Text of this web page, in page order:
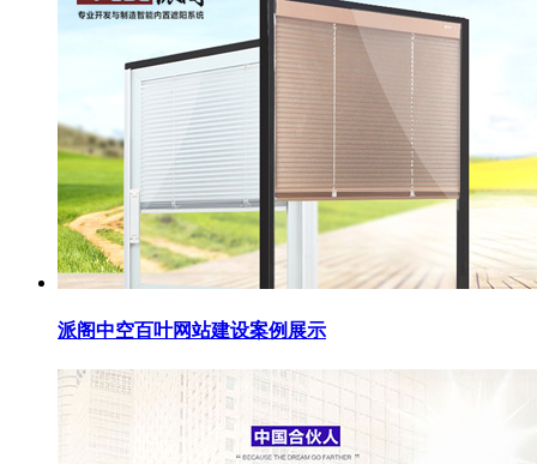
派阁中空百叶网站建设案例展示